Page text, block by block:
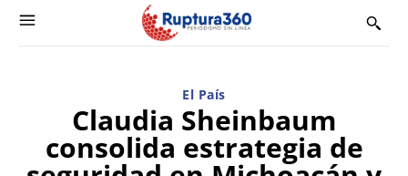
El País
Claudia Sheinbaum
consolida estrategia de